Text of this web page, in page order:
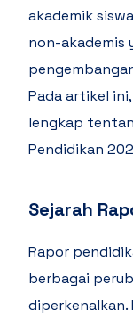
akademik
non-akademis
Pada artikel
lengkap
Pendidikan
Sejarah
Rapor
berbagai
diperkenalkan.